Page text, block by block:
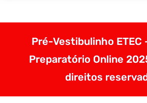
Pré-Vestibulinho ETEC
Preparatório Online
direitos